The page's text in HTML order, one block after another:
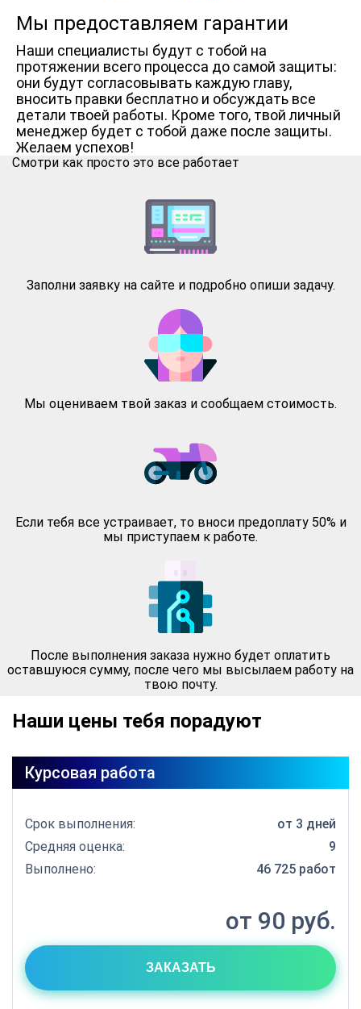
Мы предоставляем гарантии
Наши специалисты будут с тобой на
протяжении всего процесса до самой защиты:
они будут согласовывать каждую главу,
вносить правки бесплатно и обсуждать все
детали твоей работы. Кроме того, твой личный
менеджер будет с тобой даже после защиты.
Желаем успехов!
Смотри как просто это все работает
Заполни заявку на сайте и подробно опиши задачу.
Мы оцениваем твой заказ и сообщаем стоимость.
Если тебя все устраивает, то вноси предоплату 50% и
мы приступаем к работе.
После выполнения заказа нужно будет оплатить
оставшуюся сумму, после чего мы высылаем работу на
твою почту.
Наши цены тебя порадуют
Курсовая работа
Срок выполнения:
от 3 дней
Средняя оценка:
9
Выполнено:
46 725 работ
от 90 руб.
ЗАКАЗАТЬ